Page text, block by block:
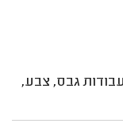
גבס, צבע,